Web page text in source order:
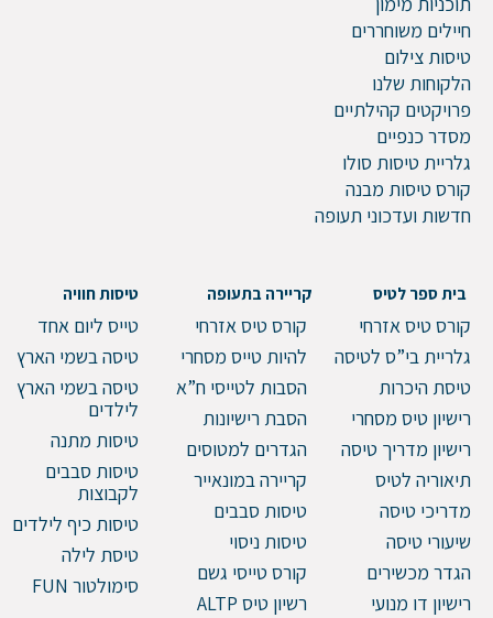
חיילים משוחררים
טיסות צילום
הלקוחות שלנו
פרויקטים קהילתיים
מסדר כנפיים
גלריית טיסות סולו
קורס טיסות מבנה
חדשות ועדכוני תעופה
בית ספר לטיס
קורס טיס אזרחי
גלריית בי”ס לטיסה
טיסת היכרות
רישיון טיס מסחרי
רישיון מדריך טיסה
תיאוריה לטיס
מדריכי טיסה
שיעורי טיסה
הגדר מכשירים
רישיון דו מנועי
קריירה בתעופה
קורס טיס אזרחי
להיות טייס מסחרי
הסבות לטייסי ח”א
הסבת רישיונות
הגדרים למטוסים
קריירה במונאייר
טיסות סבבים
טיסות ניסוי
קורס טייסי גשם
רשיון טיס ALTP
טיסות חוויה
טייס ליום אחד
טיסה בשמי הארץ
טיסה בשמי הארץ
לילדים
טיסות מתנה
טיסות סבבים
לקבוצות
טיסות כיף לילדים
טיסת לילה
סימולטור FUN
שם פרטי
דוא"ל
טלפון
הערות ושאלות